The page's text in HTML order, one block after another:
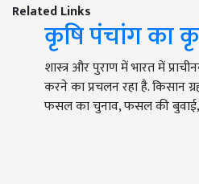
Related Links
कृषि पंचांग का
शास्त्र और पुराण में भारत में
करने का प्रचलन रहा है. किसान
फसल का चुनाव, फसल की